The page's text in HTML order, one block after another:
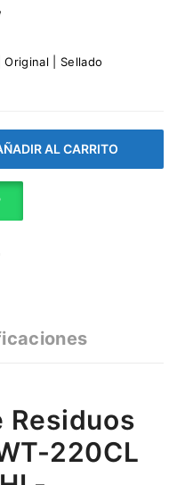
| Sellado
AL CARRITO
Residuos
220CL